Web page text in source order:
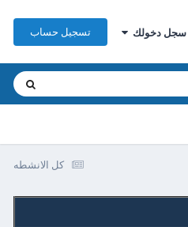
سجل دخولك تسجيل حساب
كل الانشطه